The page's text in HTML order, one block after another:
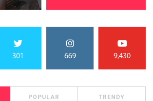
301 669 9,430
POPULAR TRENDY